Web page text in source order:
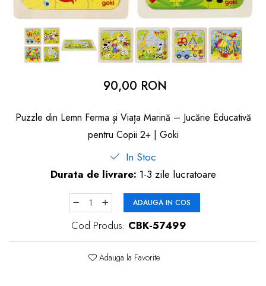
dopuri de urechi
Produse îngrijire copii
Igiena copii
90,00 RON
Puzzle din Lemn Ferma și Viața Marină – Jucărie Educativă
pentru Copii 2+ | Goki
In Stoc
Durata de livrare: 1-3 zile lucratoare
ADAUGA IN COS
Cod Produs: CBK-57499
Adauga la Favorite